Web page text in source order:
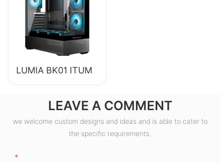
sa Desktop PC
ESB550W
LUMIA BK01 ITUM
LEAVE A COMMENT
we welcome custom designs and ideas and is able to cater to
the specific requirements.